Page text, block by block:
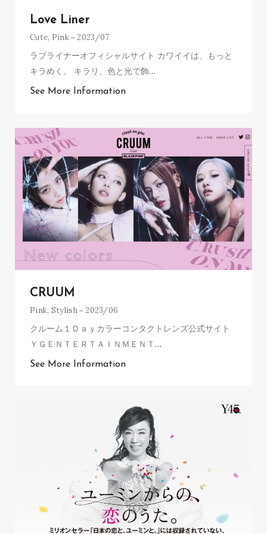
Love Liner
Cute, Pink 2023/07
ラブライナーオフィシャルサイト カワイイは、もっと
キラめく。 キラリ、色と光で飾…
See More Information
CRUUM
Pink, Stylish 2023/06
クルーム１Ｄａｙカラーコンタクトレンズ公式サイト
ＹＧＥＮＴＥＲＴＡＩＮＭＥＮＴ …
See More Information